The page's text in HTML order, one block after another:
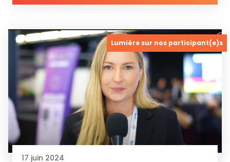
Lumière sur nos participant(e)s
17 juin 2024